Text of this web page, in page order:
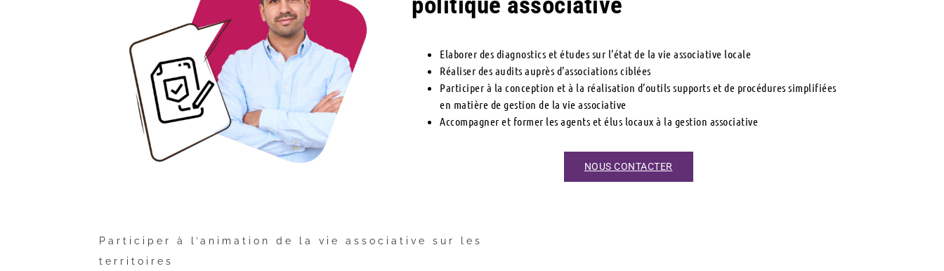
Elaborer des diagnostics et études sur l’état de la vie associative locale
Réaliser des audits auprès d’associations ciblées
Participer à la conception et à la réalisation d’outils supports et de procédures simplifiées
en matière de gestion de la vie associative
Accompagner et former les agents et élus locaux à la gestion associative
NOUS CONTACTER
Participer à l’animation de la vie associative sur les
territoires